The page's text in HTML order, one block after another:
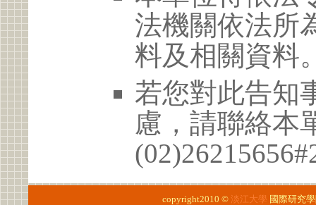
法機關依法所
料及相關資料
若您對此告知
慮，請聯絡本
copyright2010 © 淡江大學 國際研究